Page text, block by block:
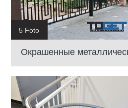
5 Foto
Окрашенные